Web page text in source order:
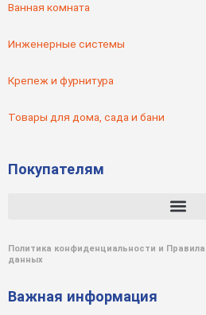
Ванная комната
Инженерные системы
Крепеж и фурнитура
Товары для дома, сада и бани
Покупателям
Политика конфиденциальности и
данных
Важная информация